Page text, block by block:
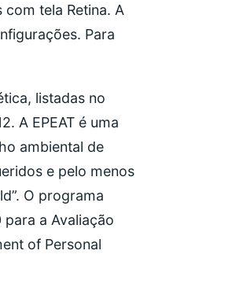
tela Retina. A
Para
listadas no
A EPEAT é uma
ambiental de
e pelo menos
O programa
para a Avaliação
of Personal